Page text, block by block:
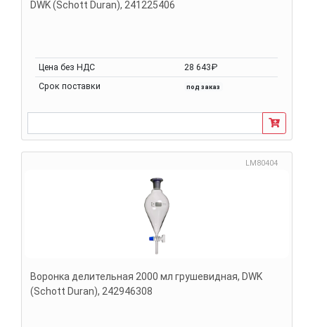
DWK (Schott Duran), 241225406
Цена без НДС
28 643₽
Срок поставки
под заказ
LM80404
Воронка делительная 2000 мл грушевидная, DWK
(Schott Duran), 242946308